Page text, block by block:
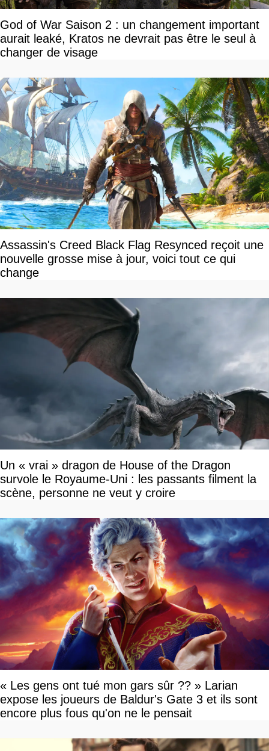
God of War Saison 2 : un changement important
aurait leaké, Kratos ne devrait pas être le seul à
changer de visage
Assassin's Creed Black Flag Resynced reçoit une
nouvelle grosse mise à jour, voici tout ce qui
change
Un « vrai » dragon de House of the Dragon
survole le Royaume-Uni : les passants filment la
scène, personne ne veut y croire
« Les gens ont tué mon gars sûr ?? » Larian
expose les joueurs de Baldur's Gate 3 et ils sont
encore plus fous qu'on ne le pensait